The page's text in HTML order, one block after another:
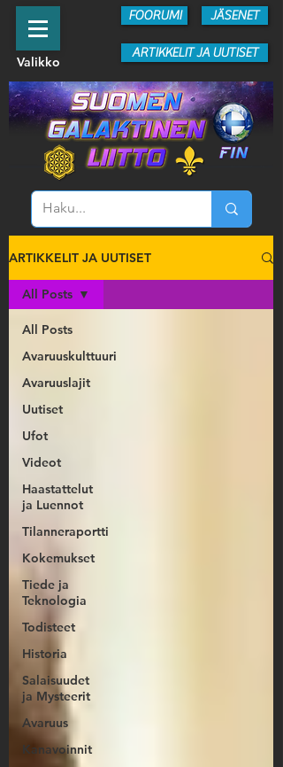
JÄSENET
FOORUMI
Valikko
ARTIKKELIT JA UUTISET
ARTIKKELIT JA UUTISET
All Posts
Avaruuskulttuuri
Avaruuslajit
Uutiset
Ufot
Videot
Haastattelut
ja Luennot
Tilanneraportti
Kokemukset
Tiede ja
Teknologia
Todisteet
Historia
Salaisuudet
ja Mysteerit
Avaruus
Kanavoinnit
All Posts